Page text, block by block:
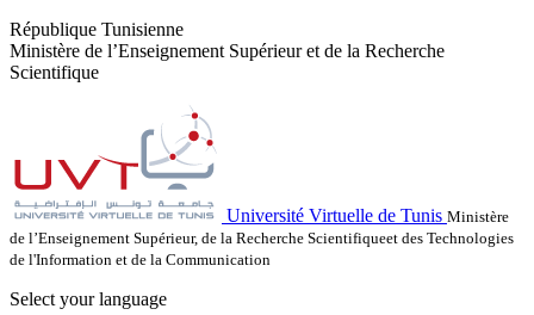
République Tunisienne
Ministère de l’Enseignement Supérieur et de la Recherche
Scientifique
Université Virtuelle de Tunis Ministère
de l’Enseignement Supérieur, de la Recherche Scientifiqueet des Technologies
de l'Information et de la Communication
Select your language